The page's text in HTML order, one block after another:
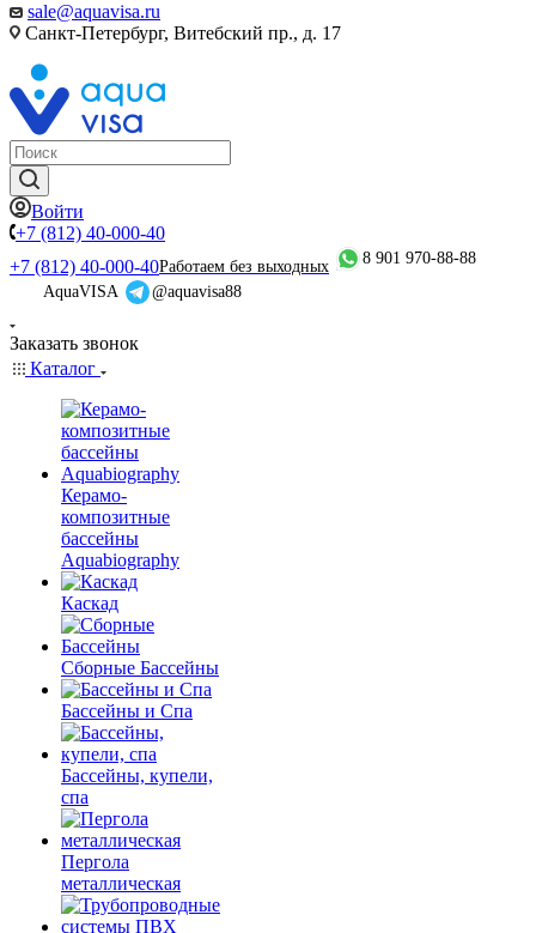
sale@aquavisa.ru
Санкт-Петербург, Витебский пр., д. 17
Войти
+7 (812) 40-000-40
+7 (812) 40-000-40Работаем без выходных
8 901 970-88-88
AquaVISA
@aquavisa88
Заказать звонок
Каталог
Керамо-
композитные
бассейны
Aquabiography
Каскад
Сборные Бассейны
Бассейны и Спа
Бассейны, купели,
спа
Пергола
металлическая